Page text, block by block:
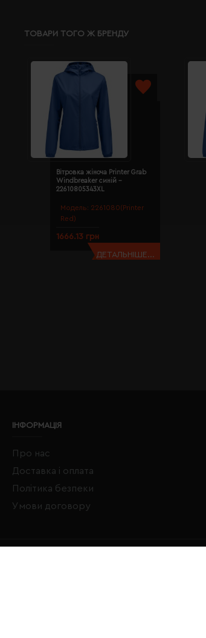
ТОВАРИ ТОГО Ж БРЕНДУ
Модель: 2261080(Printer
Red)
Вітровка жіноча Printer Grab
Windbreaker синій -
22610805343XL
1666.13 грн
ДЕТАЛЬНІШЕ...
ІНФОРМАЦІЯ
Про нас
Доставка і оплата
Політика безпеки
Умови договору